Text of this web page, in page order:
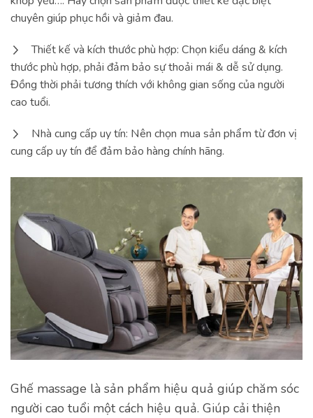
chuyên giúp phục hồi và giảm đau.
Thiết kế và kích thước phù hợp: Chọn kiểu dáng & kích
thước phù hợp, phải đảm bảo sự thoải mái & dễ sử dụng.
Đồng thời phải tương thích với không gian sống của người
cao tuổi.
Nhà cung cấp uy tín: Nên chọn mua sản phẩm từ đơn vị
cung cấp uy tín để đảm bảo hàng chính hãng.
Ghế massage là sản phẩm hiệu quả giúp chăm sóc
người cao tuổi một cách hiệu quả. Giúp cải thiện